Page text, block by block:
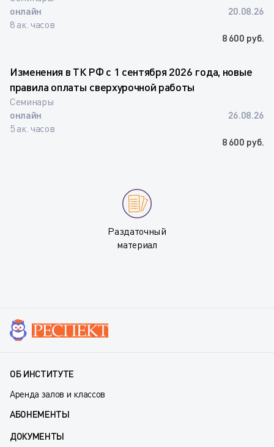
онлайн
8 ак. часов
20.08.26
8 600 руб.
Изменения в ТК РФ с 1 сентября 2026 года, новые
правила оплаты сверхурочной работы
Семинары
онлайн
5 ак. часов
26.08.26
8 600 руб.
Раздаточный
материал
ОБ ИНСТИТУТЕ
Аренда залов и классов
АБОНЕМЕНТЫ
ДОКУМЕНТЫ